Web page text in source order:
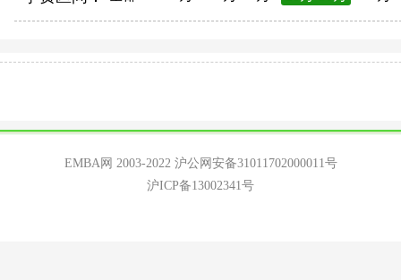
EMBA网 2003-2022 沪公网安备31011702000011号
沪ICP备13002341号